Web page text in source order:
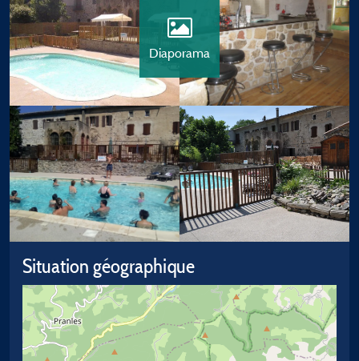
Diaporama
Situation géographique